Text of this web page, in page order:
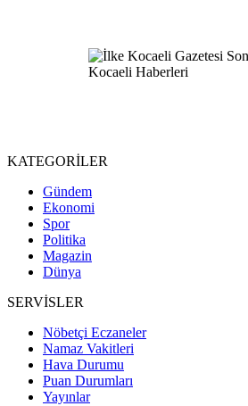
KATEGORİLER
Gündem
Ekonomi
Spor
Politika
Magazin
Dünya
SERVİSLER
Nöbetçi Eczaneler
Namaz Vakitleri
Hava Durumu
Puan Durumları
Yayınlar